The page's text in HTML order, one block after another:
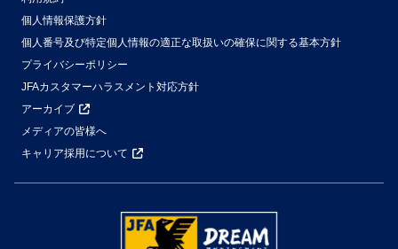
個人情報保護方針
個人番号及び特定個人情報の適正な取扱いの確保に関する基本方針
プライバシーポリシー
JFAカスタマーハラスメント対応方針
アーカイブ
メディアの皆様へ
キャリア採用について